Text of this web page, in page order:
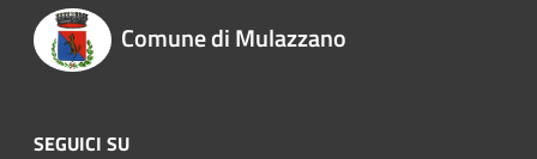
Comune di Mulazzano
SEGUICI SU